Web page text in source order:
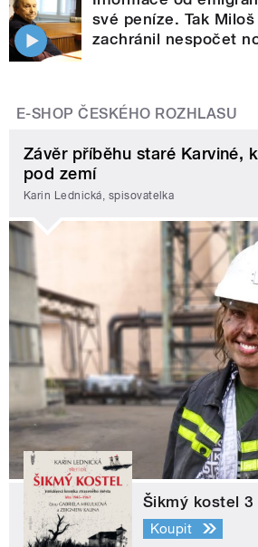
své peníze. Tak
zachránil nespočet
E-SHOP ČESKÉHO ROZHLASU
Závěr příběhu staré Karviné,
pod zemí
Karin Lednická, spisovatelka
Šikmý kostel 3
Koupit